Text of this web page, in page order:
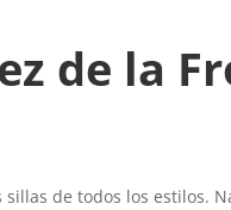
de la
de todos los estilos.